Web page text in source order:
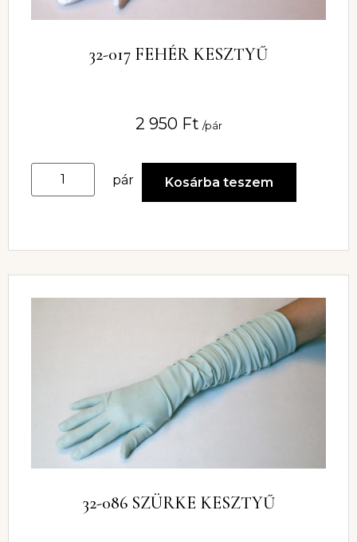
32-017 FEHÉR KESZTYŰ
2 950 Ft /pár
pár Kosárba teszem
32-086 SZÜRKE KESZTYŰ